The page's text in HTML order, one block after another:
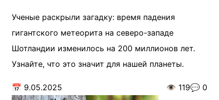
Ученые раскрыли загадку: время падения
гигантского метеорита на северо-западе
Шотландии изменилось на 200 миллионов лет.
Узнайте, что это значит для нашей планеты.
📅 9.05.2025 👁️ 119💬 0